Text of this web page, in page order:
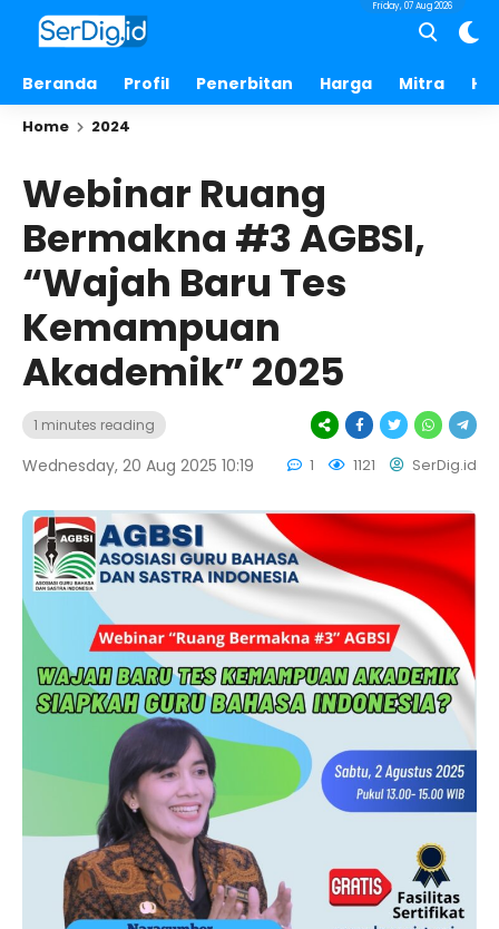
Beranda Profil Penerbitan Harga Mitra
Friday, 07 Aug 2026
Home 2024
Webinar Ruang
Bermakna #3 AGBSI,
“Wajah Baru Tes
Kemampuan
Akademik” 2025
1 minutes reading
Wednesday, 20 Aug 2025 10:19 1 1121 SerDig.id